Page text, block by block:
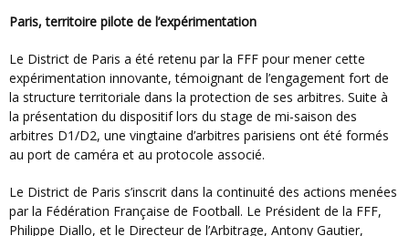
Paris, territoire pilote de l’expérimentation
Le District de Paris a été retenu par la FFF pour mener cette
expérimentation innovante, témoignant de l’engagement fort de
la structure territoriale dans la protection de ses arbitres. Suite à
la présentation du dispositif lors du stage de mi-saison des
arbitres D1/D2, une vingtaine d’arbitres parisiens ont été formés
au port de caméra et au protocole associé.
Le District de Paris s’inscrit dans la continuité des actions menées
par la Fédération Française de Football. Le Président de la FFF,
Philippe Diallo, et le Directeur de l’Arbitrage, Antony Gautier,